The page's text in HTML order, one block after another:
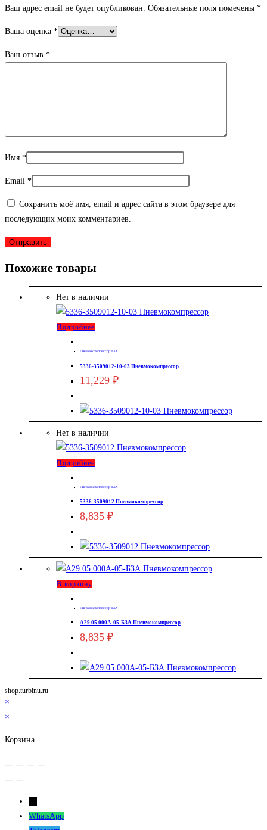
Ваш адрес email не будет опубликован. Обязательные поля помечены *
Ваша оценка *
Ваш отзыв *
Имя *
Email *
Сохранить моё имя, email и адрес сайта в этом браузере для
последующих моих комментариев.
Похожие товары
Нет в наличии
Подробнее
Пневмокомпрессор БЗА
5336-3509012-10-03 Пневмокомпрессор
11,229 ₽
Нет в наличии
Подробнее
Пневмокомпрессор БЗА
5336-3509012 Пневмокомпрессор
8,835 ₽
В корзину
Пневмокомпрессор БЗА
А29.05.000А-05-БЗА Пневмокомпрессор
8,835 ₽
shop.turbinu.ru
×
×
Корзина
WhatsApp